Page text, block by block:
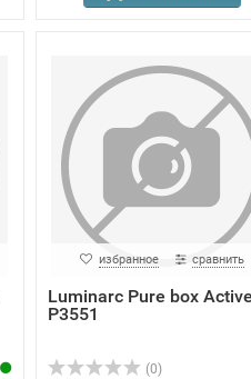
избранное сравнить
Luminarc Pure box
P3551
(0)